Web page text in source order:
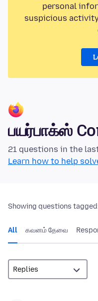
personal
suspicious activity
பயர்பாக்ஸ்
21 questions in the
Learn how to help
Showing questions
All கவனம் தேவை